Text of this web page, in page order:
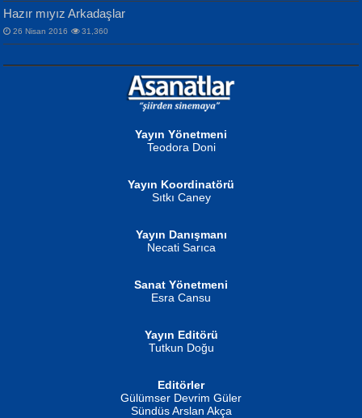
NURAN KÖSE BAYDAR
İSMAİL OKUTAN
Erkeklerin Kahrolması Ne Demektir
Ben Deniz Değilim ki...
Hazır mıyız Arkadaşlar
26 Nisan 2016 31,360
Yayın Yönetmeni
Teodora Doni
Yayın Koordinatörü
Sıtkı Caney
Yayın Danışmanı
Necati Sarıca
Sanat Yönetmeni
Esra Cansu
Yayın Editörü
Tutkun Doğu
Editörler
Gülümser Devrim Güler
Sündüs Arslan Akça